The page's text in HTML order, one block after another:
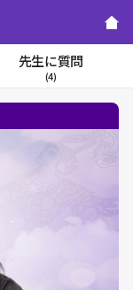
先生に質問
(4)